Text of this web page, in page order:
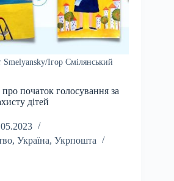
Ігор Смілянський
початок голосування за
дітей
, Україна, Укрпошта